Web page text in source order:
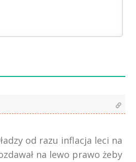
od razu inflacja leci na
na lewo prawo żeby